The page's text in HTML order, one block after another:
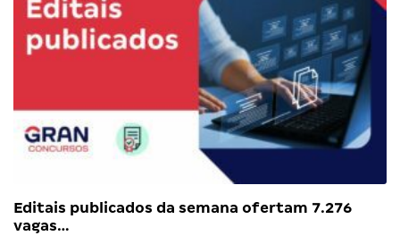
Editais publicados da semana ofertam 7.276
vagas…